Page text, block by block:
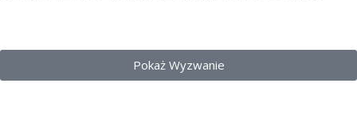
Pokaż Wyzwanie